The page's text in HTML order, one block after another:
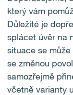
který vám
Důležité je
splácet úvěr na
situace se
se změnou
samozřejmě
včetně varianty